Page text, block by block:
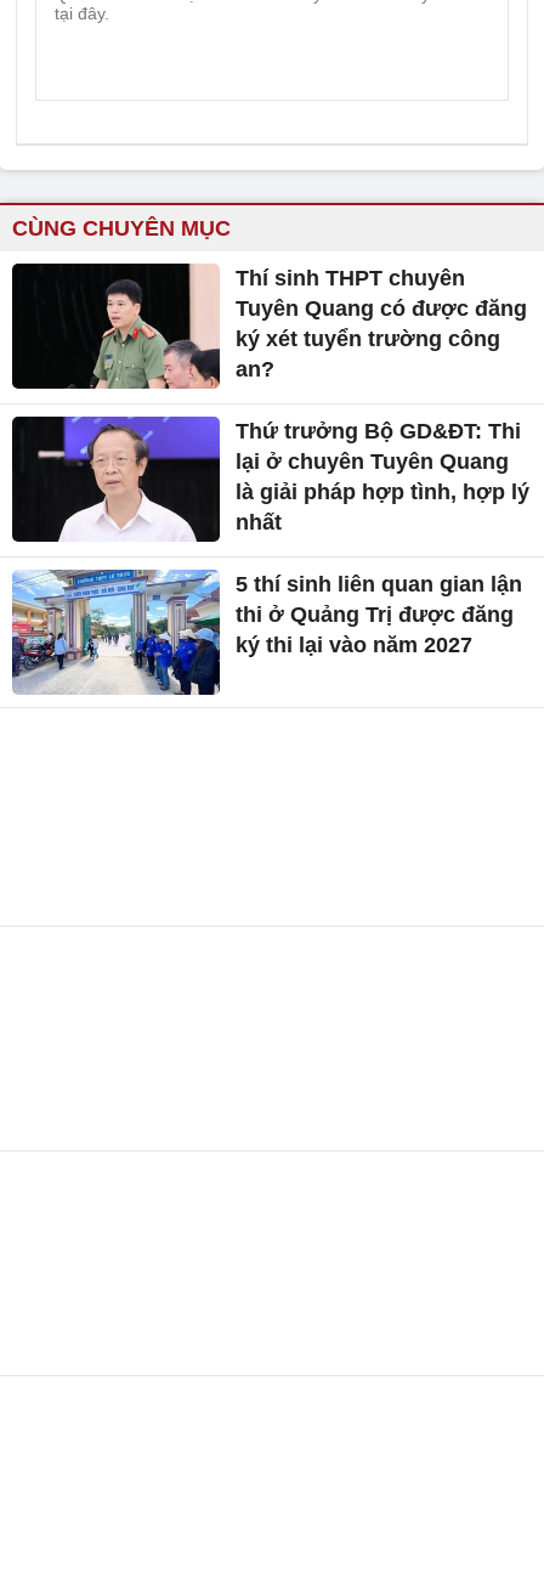
CÙNG CHUYÊN MỤC
Thí sinh THPT chuyên
Tuyên Quang có được đăng
ký xét tuyển trường công
an?
Thứ trưởng Bộ GD&ĐT: Thi
lại ở chuyên Tuyên Quang
là giải pháp hợp tình, hợp lý
nhất
5 thí sinh liên quan gian lận
thi ở Quảng Trị được đăng
ký thi lại vào năm 2027